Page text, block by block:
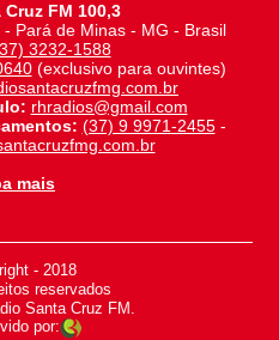
FM 100,3
Pará de Minas - MG - Brasil
3232-1588
(exclusivo para ouvintes)
rhradios@gmail.com
(37) 9 9971-2455-
mais
- 2018
-
reservados
-
Santa Cruz FM.
por: